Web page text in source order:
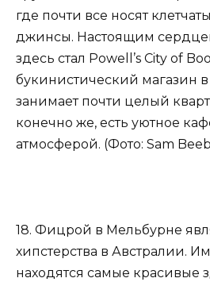
где почти все носят
джинсы. Настоящим
здесь стал Powell’s City of
букинистический магазин
занимает почти целый
конечно же, есть уютное
атмосферой. (Фото: Sam
18. Фицрой в Мельбурне
хипстерства в Австралии.
находятся самые красивые